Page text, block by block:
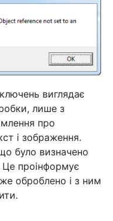
виглядає
лише з
про
і зображення.
було визначено
Це проінформує
оброблено і з ним